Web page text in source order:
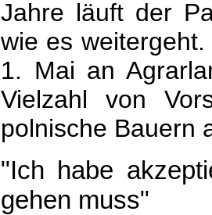
Jahre läuft der
wie es
1. Mai an
Vielzahl von
polnische Bauern
"Ich habe
gehen muss"